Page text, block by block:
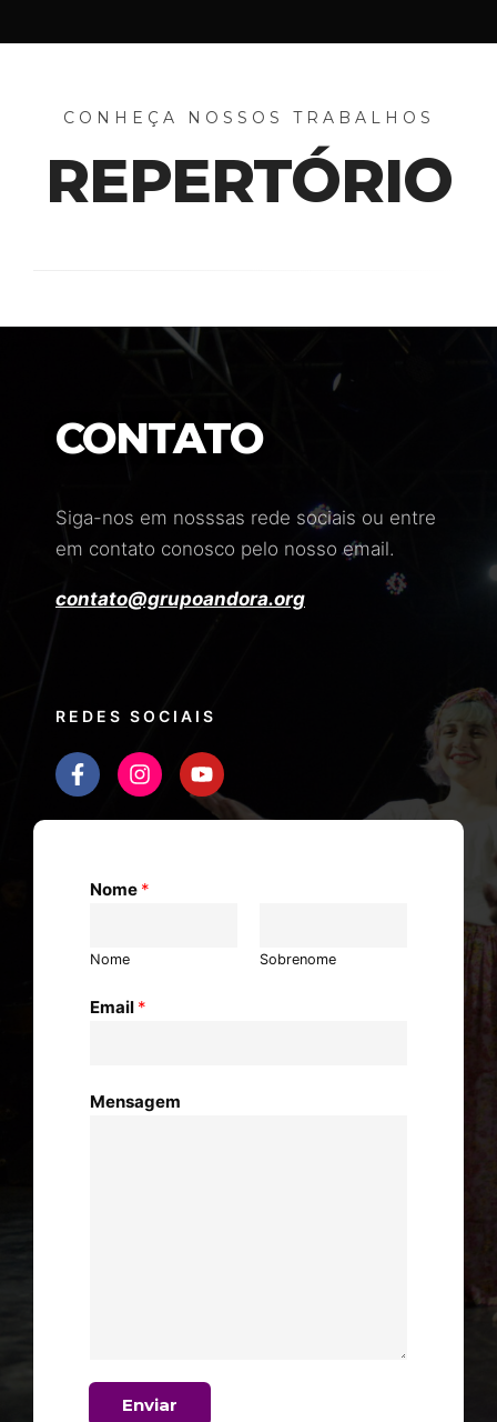
CONHEÇA NOSSOS TRABALHOS
REPERTÓRIO
CONTATO
Siga-nos em nosssas rede sociais ou entre
em contato conosco pelo nosso email.
contato@grupoandora.org
REDES SOCIAIS
Nome *
Nome Sobrenome
Email *
Mensagem
Enviar